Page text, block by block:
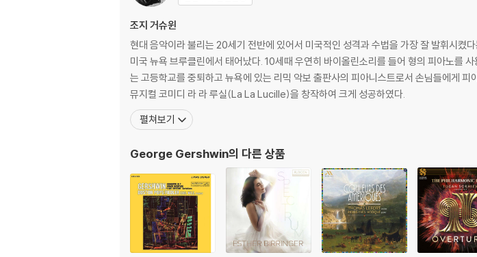
조지 거슈윈
현대 음악이라 불리는 20세기 전반에 있어서 미국적인 성격과 수법을 가장 잘 발휘시켰
미국 뉴욕 브루클린에서 태어났다. 10세때 우연히 바이올린소리를 들어 형의 피아노를 사용하며 처음으로 음악공부를 시작하였으며 13세엔 화성학을 공부하였다. 16세에
는 고등학교를 중퇴하고 뉴욕에 있는 리믹 악보 출판사의 피아니스트로서 손님들에게
뮤지컬 코미디 라 라 루실(La La Lucille)을 창작하여 크게 성공하였다.
펼쳐보기
George Gershwin의 다른 상품